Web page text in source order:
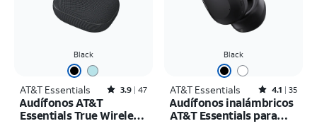
Black
AT&T Essentials Rated3.9out of 5 stars with47reviews
3.9 47
Audífonos AT&T
Essentials True Wireless
Black
AT&T Essentials Rated4.1out of 5 stars with35reviews
4.1 35
Audífonos inalámbricos
AT&T Essentials para